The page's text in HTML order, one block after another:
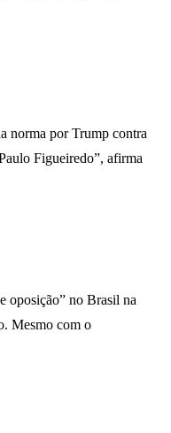
norma por Trump contra
Figueiredo”, afirma
oposição” no Brasil na
Mesmo com o